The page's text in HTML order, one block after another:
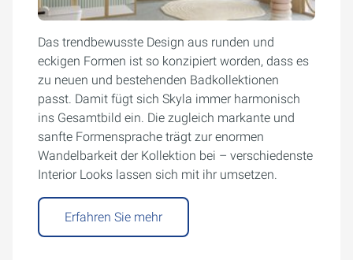
Das trendbewusste Design aus runden und
eckigen Formen ist so konzipiert worden, dass es
zu neuen und bestehenden Badkollektionen
passt. Damit fügt sich Skyla immer harmonisch
ins Gesamtbild ein. Die zugleich markante und
sanfte Formensprache trägt zur enormen
Wandelbarkeit der Kollektion bei – verschiedenste
Interior Looks lassen sich mit ihr umsetzen.
Erfahren Sie mehr